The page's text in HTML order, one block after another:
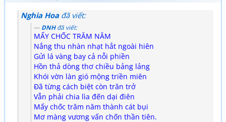
Nghia Hoađã viết:
DNHđã viết:
MẤY CHỐC TRĂM NĂM
Nắng thu nhàn nhạt hắt ngoài hiên
Gửi lá vàng bay cả nỗi phiền
Hồn thả dòng thơ chiều bảng lảng
Khói vờn làn gió mộng triền miên
Đã từng cách biệt còn trăn trở
Vẫn phải chia lìa đến dại điên
Mấy chốc trăm năm thành cát bụi
Mơ màng vương vấn chốn thần tiên.